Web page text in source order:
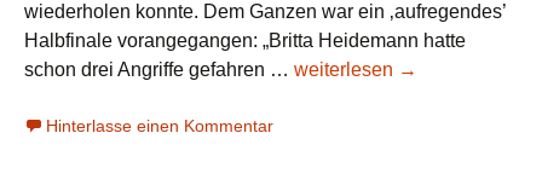
wiederholen konnte. Dem Ganzen war ein ‚aufregendes’
Halbfinale vorangegangen: „Britta Heidemann hatte
schon drei Angriffe gefahren … London
weiterlesen →
Hinterlasse einen Kommentar